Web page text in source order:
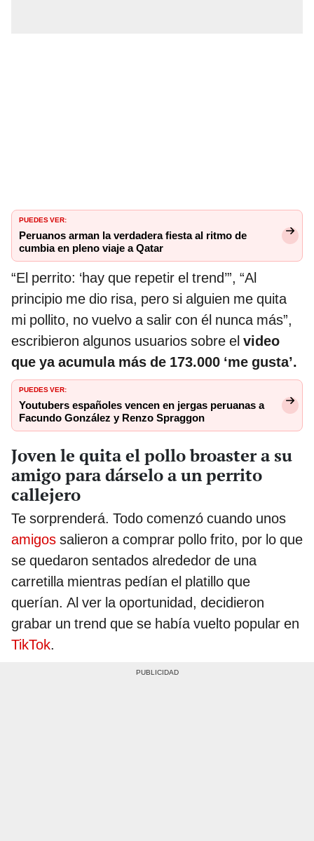
PUEDES VER:
Peruanos arman la verdadera fiesta al ritmo de
cumbia en pleno viaje a Qatar
“El perrito: ‘hay que repetir el trend’”, “Al
principio me dio risa, pero si alguien me quita
mi pollito, no vuelvo a salir con él nunca más”,
escribieron algunos usuarios sobre el video
que ya acumula más de 173.000 ‘me gusta’.
PUEDES VER:
Youtubers españoles vencen en jergas peruanas a
Facundo González y Renzo Spraggon
Joven le quita el pollo broaster a su
amigo para dárselo a un perrito
callejero
Te sorprenderá. Todo comenzó cuando unos
amigos salieron a comprar pollo frito, por lo que
se quedaron sentados alrededor de una
carretilla mientras pedían el platillo que
querían. Al ver la oportunidad, decidieron
grabar un trend que se había vuelto popular en
TikTok.